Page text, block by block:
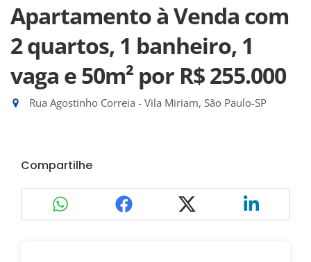
Apartamento à Venda com
2 quartos, 1 banheiro, 1
vaga e 50m² por R$ 255.000
Rua Agostinho Correia - Vila Miriam, São Paulo-SP
Compartilhe